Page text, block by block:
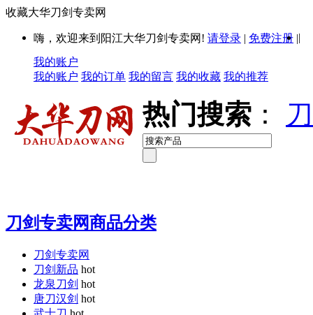
收藏大华刀剑专卖网
嗨，欢迎来到阳江大华刀剑专卖网! 请登录 | 免费注册 ||
我的账户
我的账户 我的订单 我的留言 我的收藏 我的推荐
热门搜索 ：
刀剑专卖网商品分类
刀剑专卖网
刀剑新品 hot
龙泉刀剑 hot
唐刀汉剑 hot